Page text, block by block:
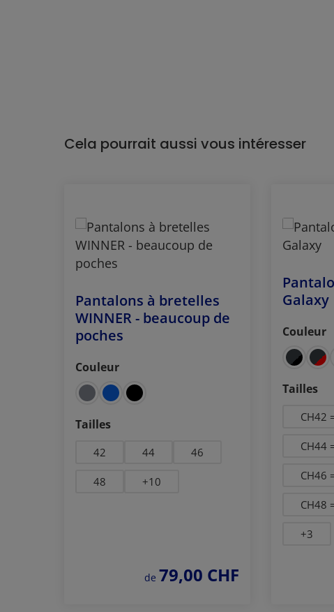
Cela pourrait aussi vous intéresser
Pantalons à bretelles
WINNER - beaucoup de
poches
Sélectionnez
Couleur
Sélectionnez
Tailles
42 44 46
48 +10
prix régulier :
de 79,00 CHF
Galaxy
Couleur
Tailles
CH42
CH44
CH46
CH48
+3